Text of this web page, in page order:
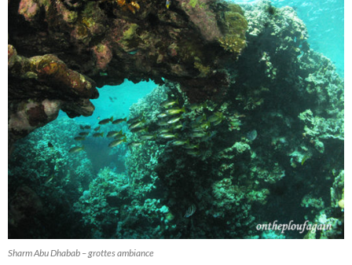
Sharm Abu Dhabab – grottes ambiance